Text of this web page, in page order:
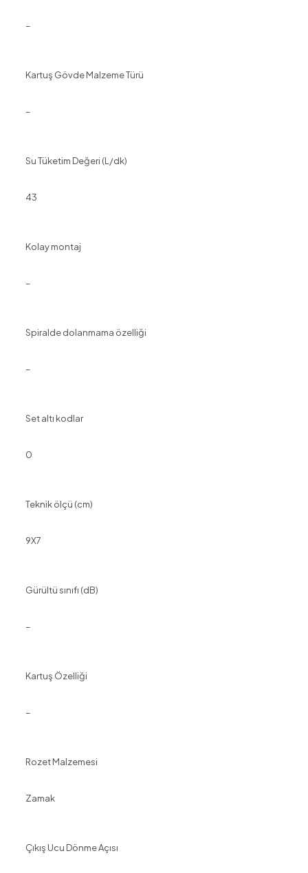
–
Kartuş Gövde Malzeme Türü
–
Su Tüketim Değeri (L/dk)
43
Kolay montaj
–
Spiralde dolanmama özelliği
–
Set altı kodlar
0
Teknik ölçü (cm)
9X7
Gürültü sınıfı (dB)
–
Kartuş Özelliği
–
Rozet Malzemesi
Zamak
Çıkış Ucu Dönme Açısı